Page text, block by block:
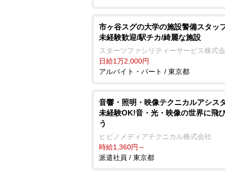
市ヶ谷スグの大学の施設警備スタッ
未経験歓迎/駅チカ/綺麗な施設
スターツファシリティーサービス株式
日給1万2,000円
アルバイト・パート / 東京都
音響・照明・映像テクニカルアシス
未経験OK!音・光・映像の世界に飛
う
ヒビノメディアテクニカル株式会社
時給1,360円～
派遣社員 / 東京都